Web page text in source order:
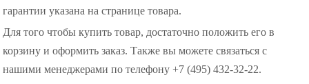
гарантии указана на странице товара.
Для того чтобы купить товар, достаточно положить его в
корзину и оформить заказ. Также вы можете связаться с
нашими менеджерами по телефону +7 (495) 432-32-22.